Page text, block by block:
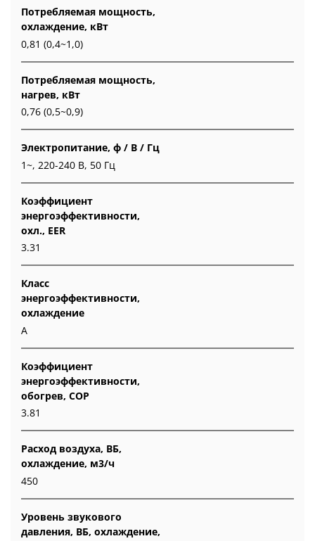
Потребляемая мощность,
охлаждение, кВт
0,81 (0,4~1,0)
Потребляемая мощность,
нагрев, кВт
0,76 (0,5~0,9)
Электропитание, ф / В / Гц
1~, 220-240 В, 50 Гц
Коэффициент
энергоэффективности,
охл., EER
3.31
Класс
энергоэффективности,
охлаждение
A
Коэффициент
энергоэффективности,
обогрев, COP
3.81
Расход воздуха, ВБ,
охлаждение, м3/ч
450
Уровень звукового
давления, ВБ, охлаждение,